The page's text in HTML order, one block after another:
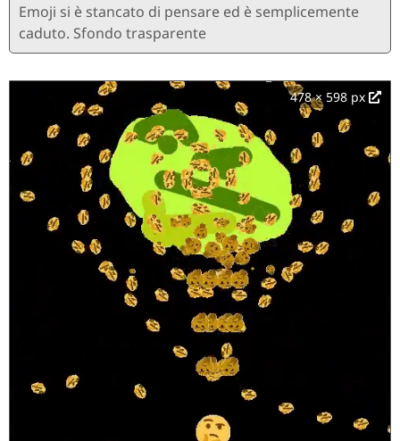
Emoji si è stancato di pensare ed è semplicemente
caduto. Sfondo trasparente
478 × 598 px